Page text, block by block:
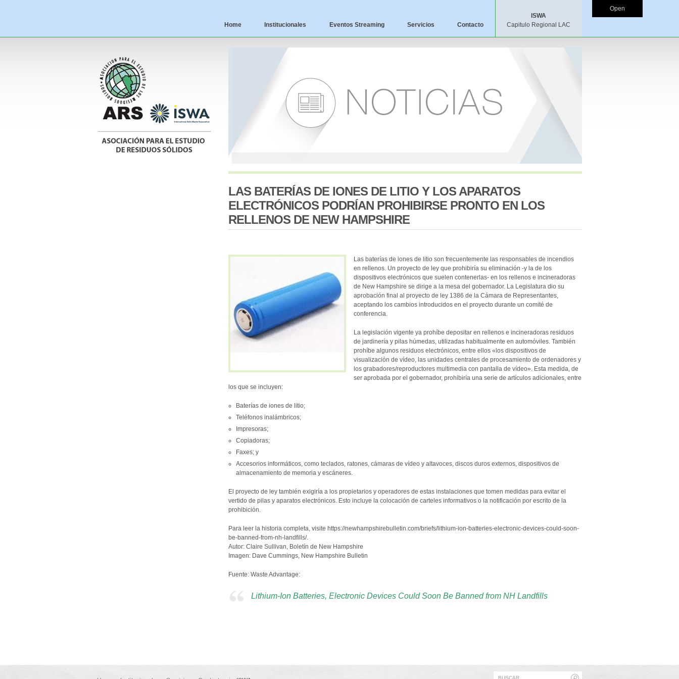
Home Institucionales Eventos Streaming Servicios Contacto
ISWA
Capitulo Regional LAC
LAS BATERÍAS DE IONES DE LITIO Y LOS APARATOS
ELECTRÓNICOS PODRÍAN PROHIBIRSE PRONTO EN LOS
RELLENOS DE NEW HAMPSHIRE
Las baterías de iones de litio son frecuentemente las responsables de incendios
en rellenos. Un proyecto de ley que prohibiría su eliminación -y la de los
dispositivos electrónicos que suelen contenerlas- en los rellenos e incineradoras
de New Hampshire se dirige a la mesa del gobernador. La Legislatura dio su
aprobación final al proyecto de ley 1386 de la Cámara de Representantes,
aceptando los cambios introducidos en el proyecto durante un comité de
conferencia.
La legislación vigente ya prohíbe depositar en rellenos e incineradoras residuos
de jardinería y pilas húmedas, utilizadas habitualmente en automóviles. También
prohíbe algunos residuos electrónicos, entre ellos «los dispositivos de
visualización de vídeo, las unidades centrales de procesamiento de ordenadores y
los grabadores/reproductores multimedia con pantalla de vídeo». Esta medida, de
ser aprobada por el gobernador, prohibiría una serie de artículos adicionales, entre
los que se incluyen:
Baterías de iones de litio;
Teléfonos inalámbricos;
Impresoras;
Copiadoras;
Faxes; y
Accesorios informáticos, como teclados, ratones, cámaras de vídeo y altavoces, discos duros externos, dispositivos de
almacenamiento de memoria y escáneres.
El proyecto de ley también exigiría a los propietarios y operadores de estas instalaciones que tomen medidas para evitar el
vertido de pilas y aparatos electrónicos. Esto incluye la colocación de carteles informativos o la notificación por escrito de la
prohibición.
Para leer la historia completa, visite https://newhampshirebulletin.com/briefs/lithium-ion-batteries-electronic-devices-could-soon-
be-banned-from-nh-landfills/.
Autor: Claire Sullivan, Boletín de New Hampshire
Imagen: Dave Cummings, New Hampshire Bulletin
Fuente: Waste Advantage:
Lithium-Ion Batteries, Electronic Devices Could Soon Be Banned from NH Landfills
Open